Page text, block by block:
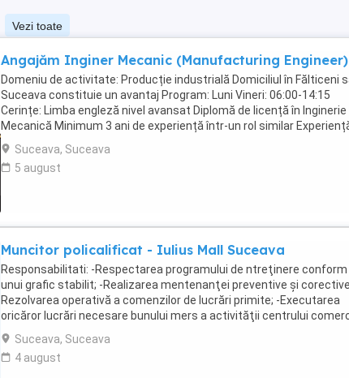
Vezi toate
Angajăm Inginer Mecanic (Manufacturing Engineer)
Domeniu de activitate: Producție industrială Domiciliul în Fălticeni
Suceava constituie un avantaj Program: Luni Vineri: 06:00-14:15
Cerințe: Limba engleză nivel avansat Diplomă de licență în Inginerie
Mecanică Minimum 3 ani de experiență într-un rol similar
documentație tehnică, ...
Suceava, Suceava
5 august
Muncitor policalificat - Iulius Mall Suceava
Responsabilitati: -Respectarea programului de ntreţinere conform
unui grafic stabilit; -Realizarea mentenanţei preventive şi
Rezolvarea operativă a comenzilor de lucrări primite; -Executarea
oricăror lucrări necesare bunului mers a activităţii centrului
Cerinţe: -Studii ...
Suceava, Suceava
4 august